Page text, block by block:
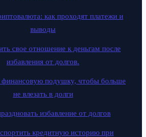
как проходят платежи и
выводы
свое отношение к деньгам после
избавления от долгов.
финансовую подушку, чтобы больше
не влезать в долги
избавление от долгов
кредитную историю при